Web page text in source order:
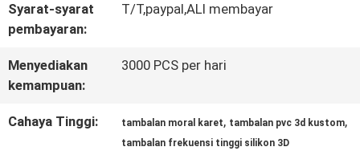
HUBUNGI
KAMI
BERITA
Syarat-syarat
pembayaran:
T/T,paypal,ALI membayar
Menyediakan
kemampuan:
3000 PCS per hari
Cahaya Tinggi: tambalan moral karet, tambalan pvc 3d kustom,
tambalan frekuensi tinggi silikon 3D